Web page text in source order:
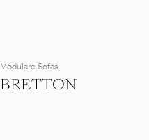
Modulare Sofas
BRETTON